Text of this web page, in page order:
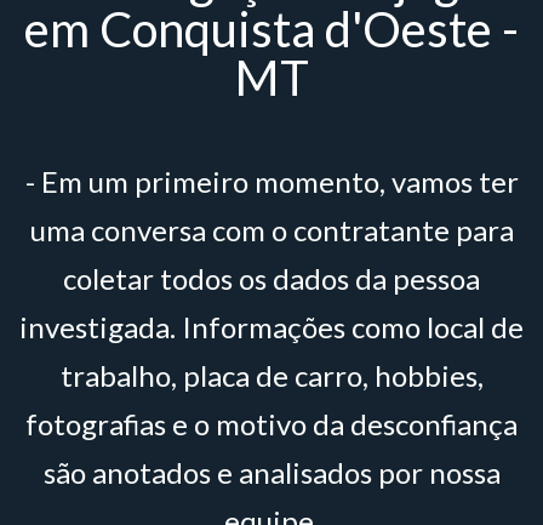
em Conquista d'Oeste -
MT
- Em um primeiro momento, vamos ter
uma conversa com o contratante para
coletar todos os dados da pessoa
investigada. Informações como local de
trabalho, placa de carro, hobbies,
fotografias e o motivo da desconfiança
são anotados e analisados por nossa